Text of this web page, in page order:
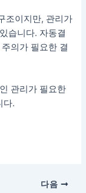
조이지만, 관리가
습니다. 자동결
의가 필요한 결
관리가 필요한
다.
다음